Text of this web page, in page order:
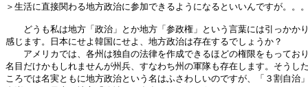
＞生活に直接関わる地方政治に参加できるようになるといいんですが。。。
どうも私は地方「政治」とか地方「参政権」という言葉には引っかか
感じます。日本にせよ韓国にせよ、地方政治は存在するでしょうか？
アメリカでは、各州は独自の法律を作成できるほどの権限をもっており
名目だけかもしれませんが州兵、すなわち州の軍隊も存在します。そうし
ころでは名実ともに地方政治という名はふさわしいのですが、「３割自治